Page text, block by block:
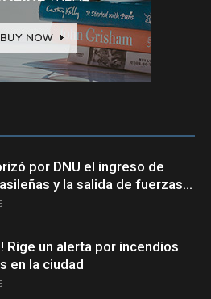
por DNU el ingreso de
y la salida de fuerzas...
Rige un alerta por incendios
en la ciudad